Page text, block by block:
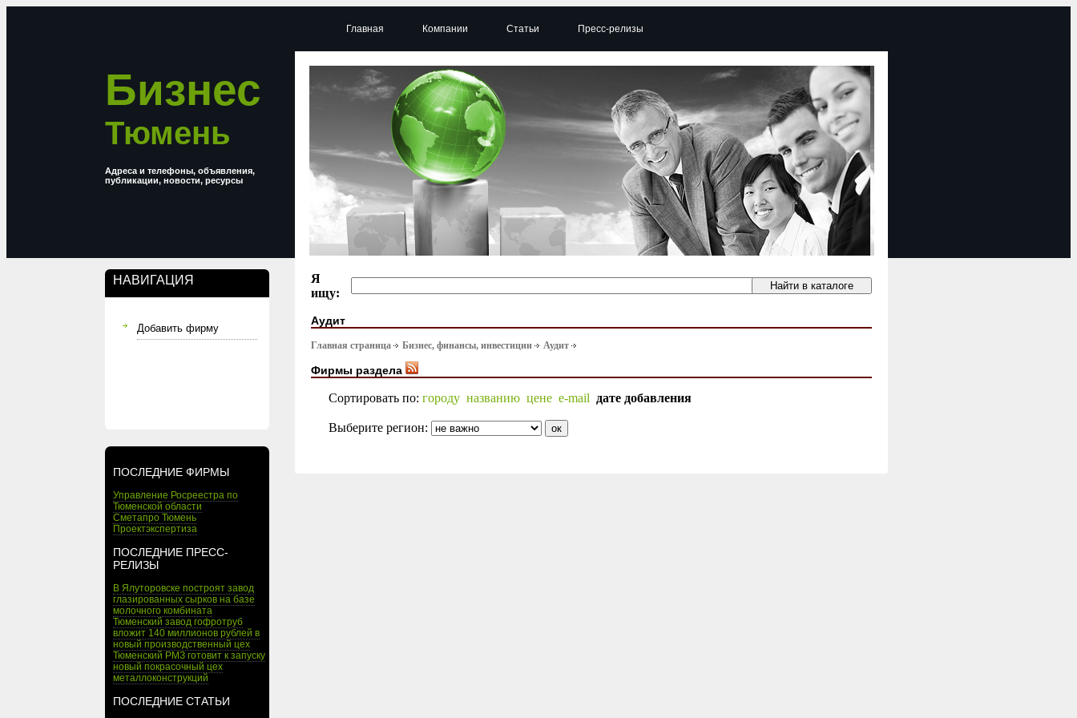
Бизнес
Тюмень
Адреса и телефоны, объявления,
публикации, новости, ресурсы
НАВИГАЦИЯ
Добавить фирму
ПОСЛЕДНИЕ ФИРМЫ
Управление Росреестра по
Тюменской области
Сметапро Тюмень
Проектэкспертиза
ПОСЛЕДНИЕ ПРЕСС-
РЕЛИЗЫ
В Ялуторовске построят завод
глазированных сырков на базе
молочного комбината
Тюменский завод гофротруб
вложит 140 миллионов рублей в
новый производственный цех
Тюменский РМЗ готовит к запуску
новый покрасочный цех
металлоконструкций
ПОСЛЕДНИЕ СТАТЬИ
Главная Компании Статьи Пресс-релизы
Я
ищу:
Аудит
Главная страница Бизнес, финансы, инвестиции Аудит
Фирмы раздела
Сортировать по: городу названию цене e-mail дате добавления
Выберите регион: